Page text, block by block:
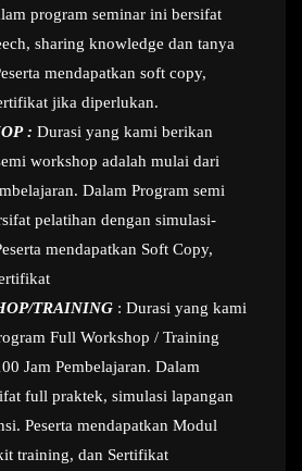
program seminar ini bersifat
sharing knowledge dan tanya
mendapatkan soft copy,
jika diperlukan.
: Durasi yang kami berikan
workshop adalah mulai dari
Dalam Program semi
pelatihan dengan simulasi-
mendapatkan Soft Copy,
TRAINING : Durasi yang kami
Full Workshop / Training
Jam Pembelajaran. Dalam
full praktek, simulasi lapangan
Peserta mendapatkan Modul
training, dan Sertifikat